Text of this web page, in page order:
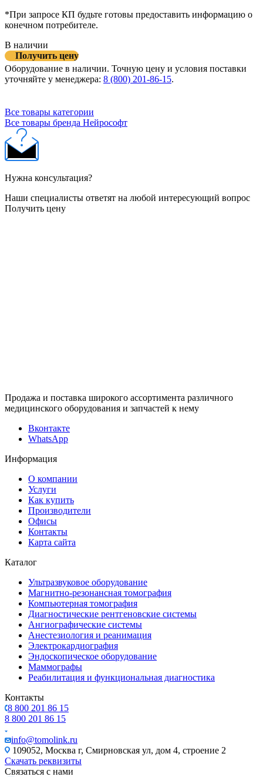
*При запросе КП будьте готовы предоставить информацию о
конечном потребителе.
В наличии
Получить цену
Оборудование в наличии. Точную цену и условия поставки
уточняйте у менеджера: 8 (800) 201-86-15.
Все товары категории
Все товары бренда Нейрософт
Нужна консультация?
Наши специалисты ответят на любой интересующий вопрос
Получить цену
Продажа и поставка широкого ассортимента различного
медицинского оборудования и запчастей к нему
Вконтакте
WhatsApp
Информация
О компании
Услуги
Как купить
Производители
Офисы
Контакты
Карта сайта
Каталог
Ультразвуковое оборудование
Магнитно-резонансная томография
Компьютерная томография
Диагностические рентгеновские системы
Ангиографические системы
Анестезиология и реанимация
Электрокардиография
Эндоскопическое оборудование
Маммографы
Реабилитация и функциональная диагностика
Контакты
8 800 201 86 15
8 800 201 86 15
info@tomolink.ru
109052, Москва г, Смирновская ул, дом 4, строение 2
Скачать реквизиты
Связаться с нами